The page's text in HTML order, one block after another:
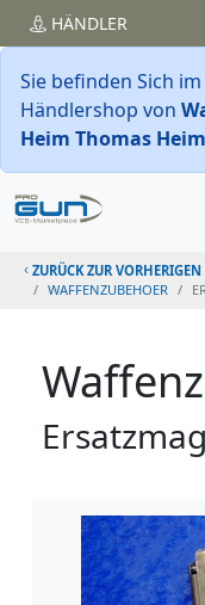
HÄNDLER
Sie befinden Sich im
Händlershop von
Heim Thomas Heim
ZURÜCK ZUR VORHERIGEN
WAFFENZUBEHOER